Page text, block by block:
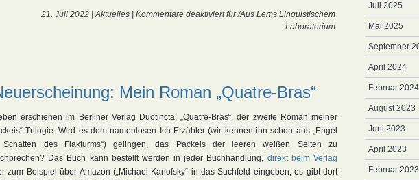
21. Juli 2022 |Aktuelles Kommentare deaktiviertfür /Aus Lems Linguistischem
Laboratorium
Mein Roman „Quatre-Bras“
erschienen im Berliner Verlag Duotincta: „Quatre-Bras“, der zweite Roman meiner
Trilogie. Wird es dem namenlosen Ich-Erzähler (wir kennen ihn schon aus „Engel
des Flakturms“) gelingen, das Packeis der leeren weißen Seiten zu
Das Buch kann bestellt werden in jeder Buchhandlung, direkt beim Verlag
zum Beispiel über Amazon („Michael Kanofsky“ in das Suchfeld eingeben, es gibt dort
Juli 2025
Mai 2025
September
April 2024
Februar 2024
August 2023
Juni 2023
April 2023
Februar 2023